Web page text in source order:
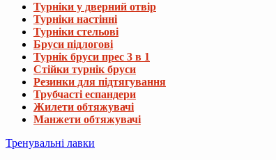
Турніки у дверний отвір
Турніки настінні
Турніки стельові
Бруси підлогові
Турнік бруси прес 3 в 1
Стійки турнік бруси
Резинки для підтягування
Трубчасті еспандери
Жилети обтяжувачі
Манжети обтяжувачі
Тренувальні лавки